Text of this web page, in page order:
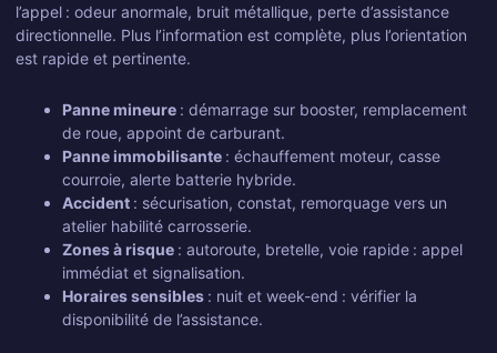
l’appel : odeur anormale, bruit métallique, perte d’assistance
directionnelle. Plus l’information est complète, plus l’orientation
est rapide et pertinente.
Panne mineure : démarrage sur booster, remplacement
de roue, appoint de carburant.
Panne immobilisante : échauffement moteur, casse
courroie, alerte batterie hybride.
Accident : sécurisation, constat, remorquage vers un
atelier habilité carrosserie.
Zones à risque : autoroute, bretelle, voie rapide : appel
immédiat et signalisation.
Horaires sensibles : nuit et week-end : vérifier la
disponibilité de l’assistance.